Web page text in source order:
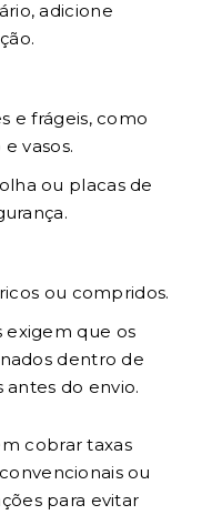
adicione
e frágeis, como
vasos.
ou placas de
ou compridos.
exigem que os
dentro de
antes do envio.
cobrar taxas
ou
para evitar